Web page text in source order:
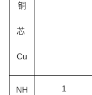
铜
芯
Cu
NH 1